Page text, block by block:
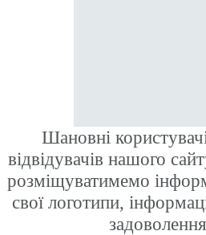
Шановні
відвідувачів нашого
розміщуватимемо
свої логотипи,